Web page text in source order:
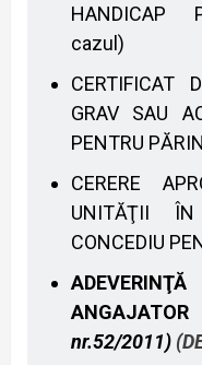
HANDICAP
cazul)
CERTIFICAT
GRAV SAU
PENTRU
CERERE
UNITĂŢII
CONCEDIU
ANGAJATOR
nr.52/2011)